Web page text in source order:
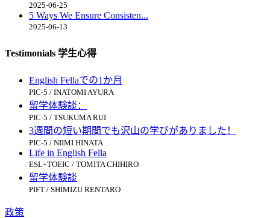
2025-06-25
5 Ways We Ensure Consisten...
2025-06-13
Testimonials 学生心得
English Fellaでの1か月
PIC-5 / INATOMI AYURA
留学体験談：
PIC-5 / TSUKUMA RUI
3週間の短い期間でも沢山の学びがありました！
PIC-5 / NIIMI HINATA
Life in English Fella
ESL+TOEIC / TOMITA CHIHIRO
留学体験談
PIFT / SHIMIZU RENTARO
政策